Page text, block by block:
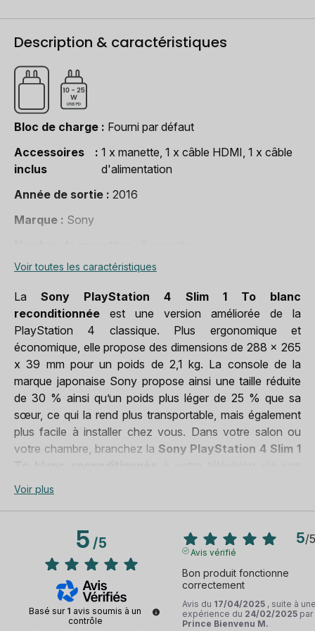
Description & caractéristiques
Bloc de charge
Fourni par défaut
Accessoires
inclus
1 x manette, 1 x câble HDMI, 1 x câble
d'alimentation
Année de sortie
2016
Marque
Sony
Poids
2,1 Kg
Système d'exploitation
Xbox OS
Type de console
Console de salon
Voir toutes les caractéristiques
LaSony PlayStation 4 Slim 1 To blanc
reconditionnée est une version améliorée de la
PlayStation 4 classique. Plus ergonomique et
économique, elle propose des dimensions de 288 x 265
x 39 mm pour un poids de 2,1 kg. La console de la
marque japonaise Sony propose ainsi une taille réduite
de 30 % ainsi qu’un poids plus léger de 25 % que sa
sœur, ce qui la rend plus transportable, mais également
plus facile à installer chez vous. Dans votre salon ou
votre chambre, branchez la Sony PlayStation 4 Slim 1
port HDMI, puis profitez des grands classiques proposés
par les éditeurs partenaires en Full HD. Avec la
technologie HDR10, vous profiterez également d’une
très bonne fluidité.
Pour une immersion complète et une expérience sans
latence, la Sony PlayStation 4 Slim 1 To blanc
reconditionnéeest bien équipée. Elle intègre ainsi un
processeur x86-64 AMD Jaguar à 8 cœurs, une puce
Voir plus
5/5
Basé sur 1 avis soumis à un
contrôle
5/5
Avis vérifié
Bon produit fonctionne
correctement
Avis du 17/04/2025 , suite à
expérience du 24/02/2025 par
Prince Bienvenu M.